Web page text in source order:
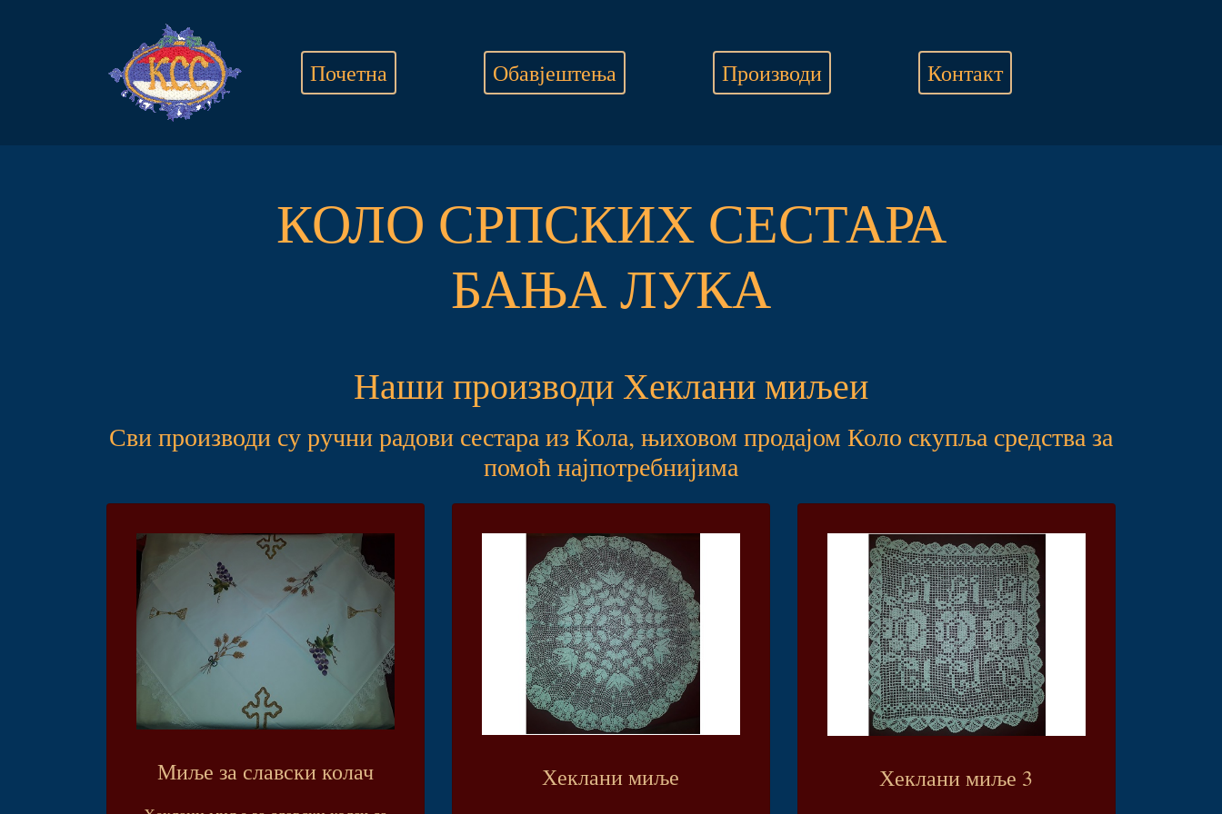
Почетна Обавјештења Производи Контакт
КОЛО СРПСКИХ СЕСТАРА
БАЊА ЛУКА
Наши производи Хеклани миљеи
Сви производи су ручни радови сестара из Кола, њиховом продајом Коло скупља средства за
помоћ најпотребнијима
Миље за славски колач Хеклани миље Хеклани миље 3